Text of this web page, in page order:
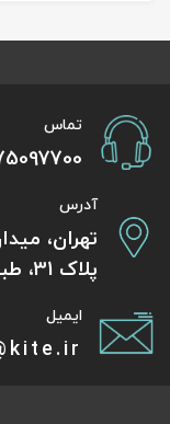
تماس
آدرس
تهران،
پلاک 31، طبقه همکف
ایمیل